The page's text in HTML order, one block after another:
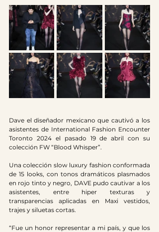
Dave el diseñador mexicano que cautivó a los
asistentes de International Fashion Encounter
Toronto 2024 el pasado 19 de abril con su
colección FW “Blood Whisper”.
Una colección slow luxury fashion conformada
de 15 looks, con tonos dramáticos plasmados
en rojo tinto y negro, DAVE pudo cautivar a los
asistentes, entre hiper texturas y
transparencias aplicadas en Maxi vestidos,
trajes y siluetas cortas.
“Fue un honor representar a mi país, y que los